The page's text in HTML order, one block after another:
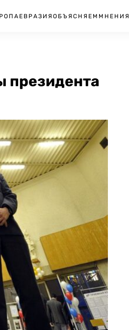
ЕВРАЗИЯ ОБЪЯСНЯЕМ МНЕНИЯ
президента